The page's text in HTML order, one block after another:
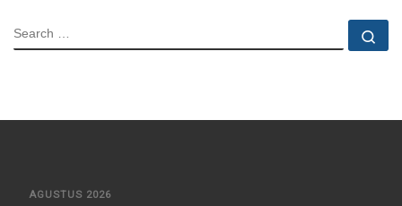
SEARCH
AGUSTUS 2026